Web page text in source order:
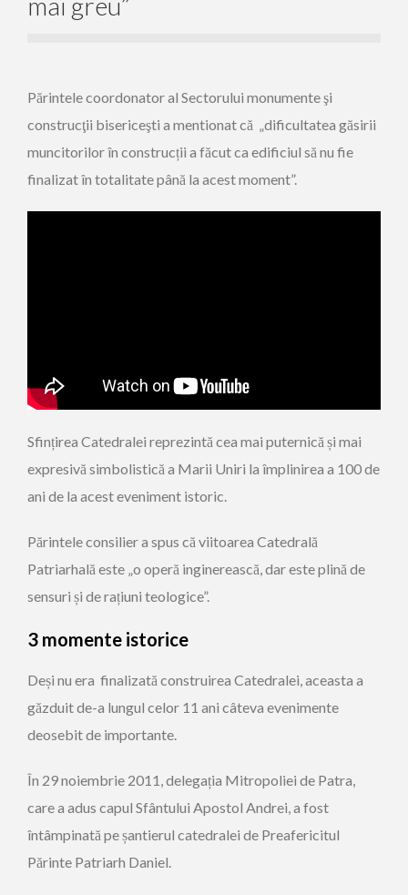
Părintele coordonator al Sectorului monumente şi
construcţii bisericeşti a mentionat că „dificultatea găsirii
muncitorilor în construcții a făcut ca edificiul să nu fie
finalizat în totalitate până la acest moment”.
Sfințirea Catedralei reprezintă cea mai puternică și mai
expresivă simbolistică a Marii Uniri la împlinirea a 100 de
ani de la acest eveniment istoric.
Părintele consilier a spus că viitoarea Catedrală
Patriarhală este „o operă inginerească, dar este plină de
sensuri și de rațiuni teologice”.
3 momente istorice
Deși nu era finalizată construirea Catedralei, aceasta a
găzduit de-a lungul celor 11 ani câteva evenimente
deosebit de importante.
În 29 noiembrie 2011, delegația Mitropoliei de Patra,
care a adus capul Sfântului Apostol Andrei, a fost
întâmpinată pe șantierul catedralei de Preafericitul
Părinte Patriarh Daniel.